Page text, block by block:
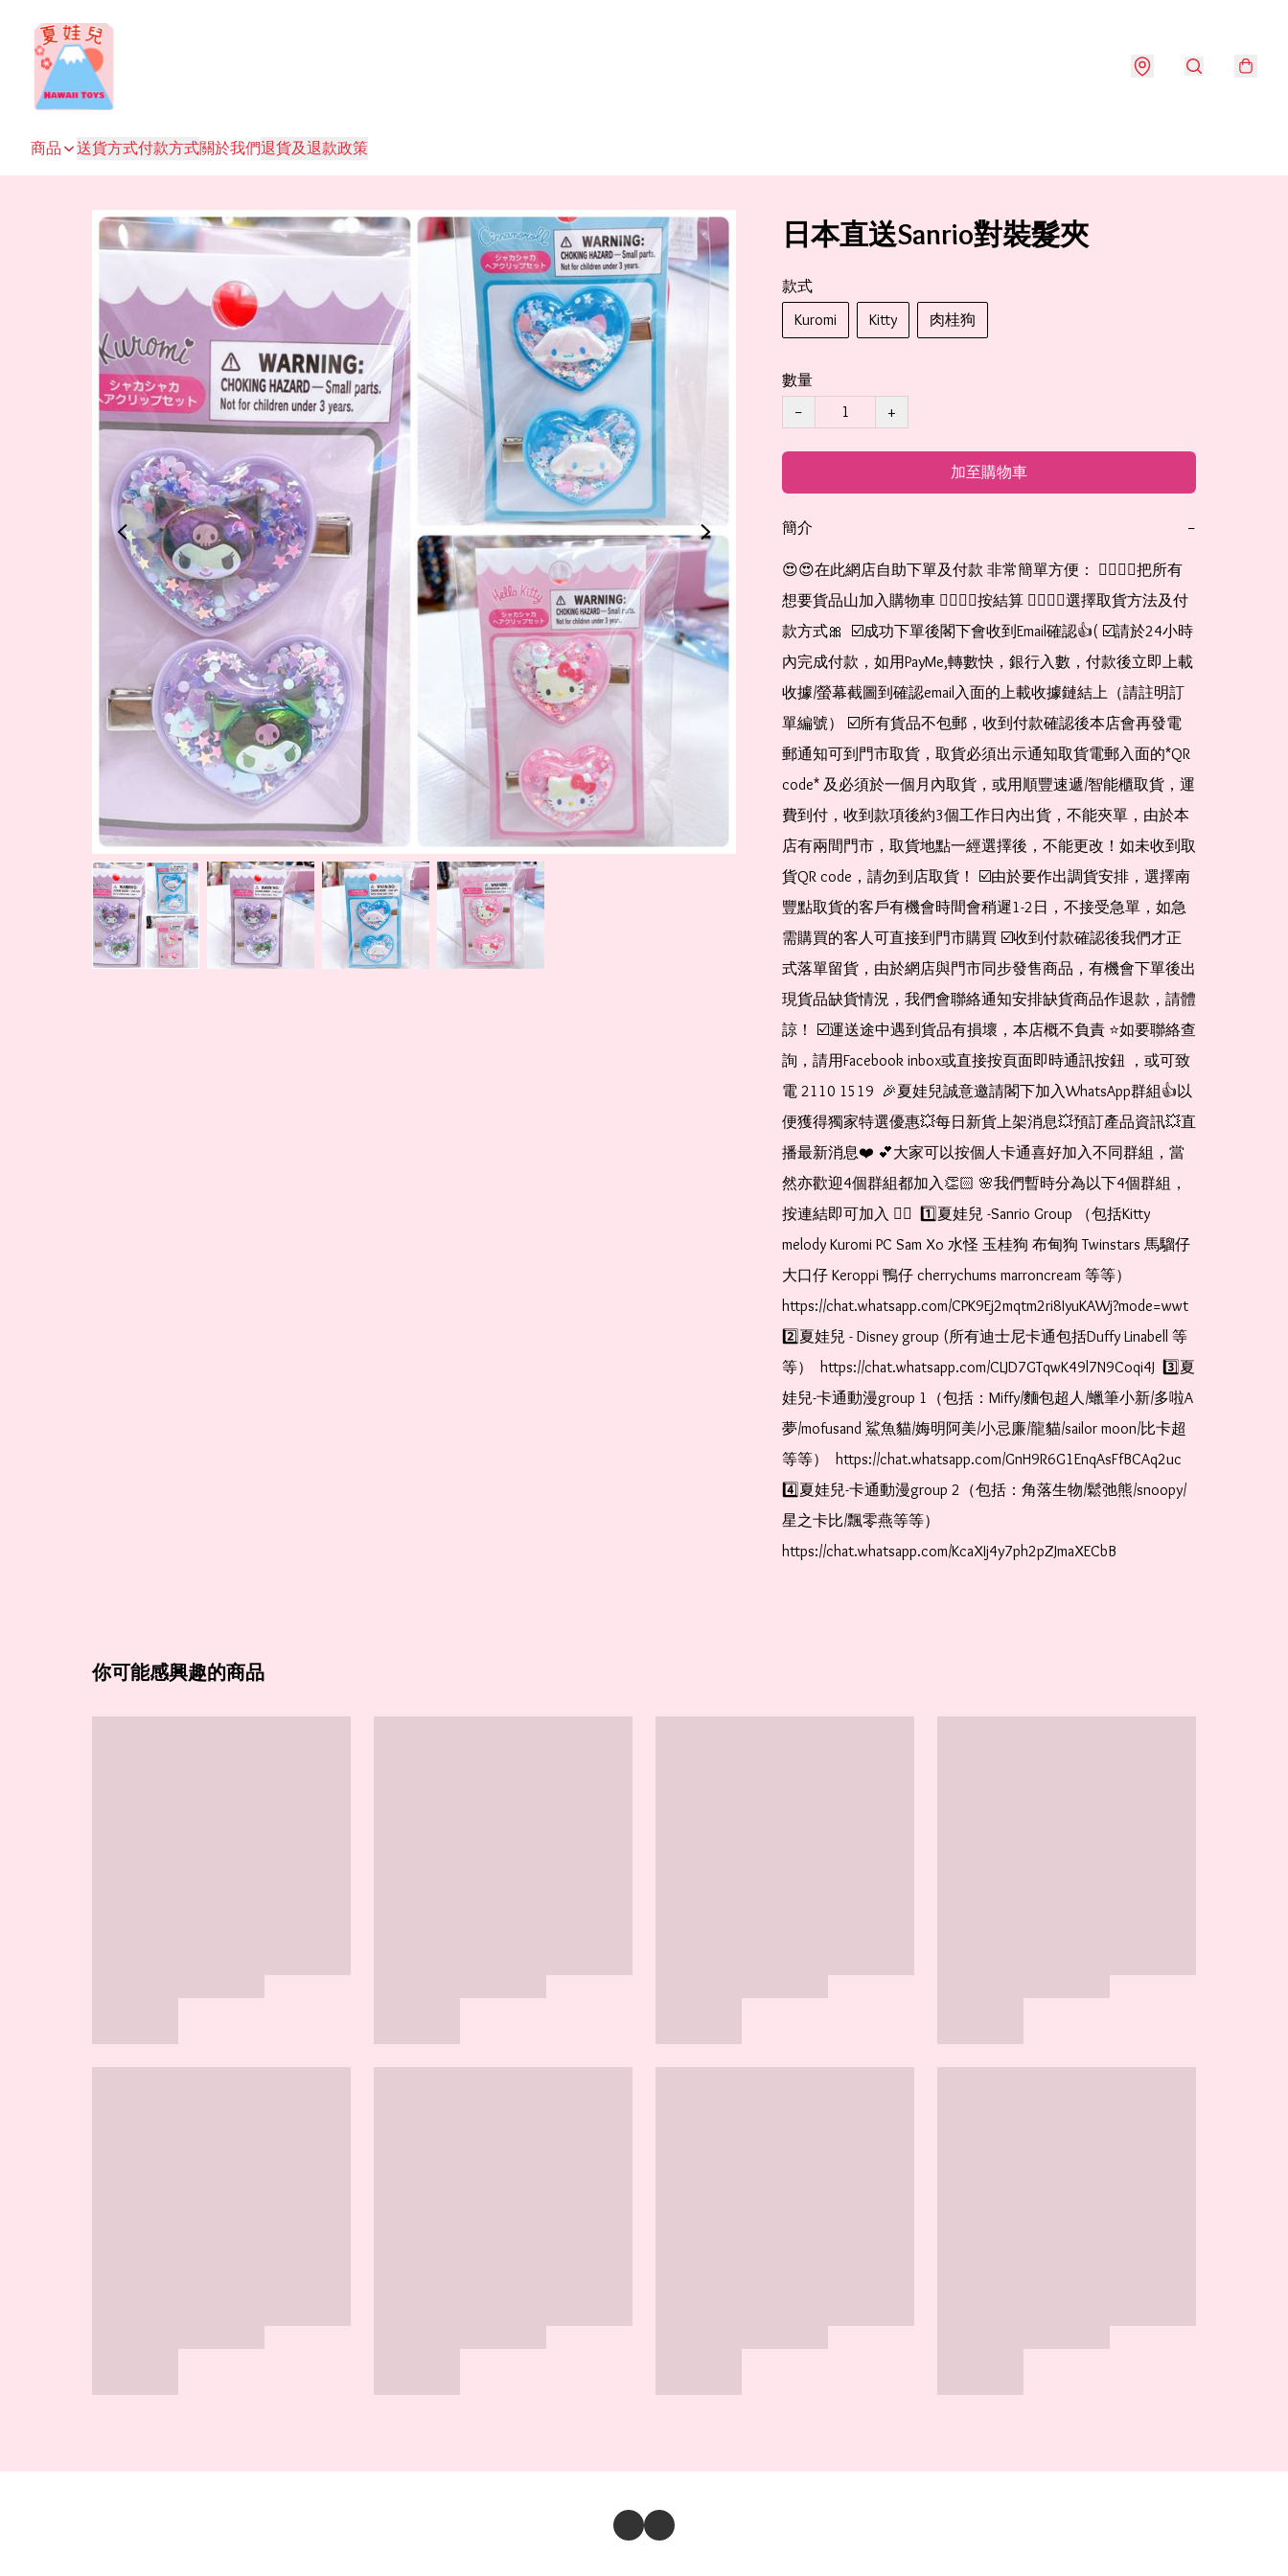
商品 送貨方式付款方式關於我們退貨及退款政策
日本直送Sanrio對裝髮夾
款式
Kuromi
Kitty 肉桂狗
數量
−
+
加至購物車
簡介 −
😍😍在此網店自助下單及付款 非常簡單方便： 👉🏻👉🏻把所有
想要貨品山加入購物車 👉🏻👉🏻按結算 👉🏻👉🏻選擇取貨方法及付
款方式🎀  ☑️成功下單後閣下會收到Email確認👍( ☑️請於24小時
內完成付款，如用PayMe,轉數快，銀行入數，付款後立即上載
收據/螢幕截圖到確認email入面的上載收據鏈結上（請註明訂
單編號） ☑️所有貨品不包郵，收到付款確認後本店會再發電
郵通知可到門市取貨，取貨必須出示通知取貨電郵入面的*QR
code* 及必須於一個月內取貨，或用順豐速遞/智能櫃取貨，運
費到付，收到款項後約3個工作日內出貨，不能夾單，由於本
店有兩間門市，取貨地點一經選擇後，不能更改！如未收到取
貨QR code，請勿到店取貨！ ☑️由於要作出調貨安排，選擇南
豐點取貨的客戶有機會時間會稍遲1-2日，不接受急單，如急
需購買的客人可直接到門市購買 ☑️收到付款確認後我們才正
式落單留貨，由於網店與門市同步發售商品，有機會下單後出
現貨品缺貨情況，我們會聯絡通知安排缺貨商品作退款，請體
諒！ ☑️運送途中遇到貨品有損壞，本店概不負責 ⭐️如要聯絡查
詢，請用Facebook inbox或直接按頁面即時通訊按鈕 ，或可致
電 2110 1519  🎉夏娃兒誠意邀請閣下加入WhatsApp群組👍以
便獲得獨家特選優惠💥每日新貨上架消息💥預訂產品資訊💥直
播最新消息❤️ 💕大家可以按個人卡通喜好加入不同群組，當
然亦歡迎4個群組都加入👏🏻 🌸我們暫時分為以下4個群組，
按連結即可加入 👇🏻  1️⃣夏娃兒 -Sanrio Group （包括Kitty
melody Kuromi PC Sam Xo 水怪 玉桂狗 布甸狗 Twinstars 馬騮仔
大口仔 Keroppi 鴨仔 cherrychums marroncream 等等）
https://chat.whatsapp.com/CPK9Ej2mqtm2ri8IyuKAWj?mode=wwt
2️⃣夏娃兒 - Disney group (所有迪士尼卡通包括Duffy Linabell 等
等）  https://chat.whatsapp.com/CLJD7GTqwK49l7N9Coqi4J  3️⃣夏
娃兒-卡通動漫group 1（包括：Miffy/麵包超人/蠟筆小新/多啦A
夢/mofusand 鯊魚貓/娒明阿美/小忌廉/龍貓/sailor moon/比卡超
等等）  https://chat.whatsapp.com/GnH9R6G1EnqAsFfBCAq2uc
4️⃣夏娃兒-卡通動漫group 2（包括：角落生物/鬆弛熊/snoopy/
星之卡比/飄零燕等等）
https://chat.whatsapp.com/KcaXIj4y7ph2pZJmaXECbB
你可能感興趣的商品